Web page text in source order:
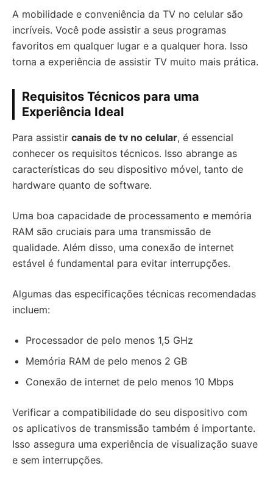
A mobilidade e conveniência da TV no celular são
incríveis. Você pode assistir a seus programas
favoritos em qualquer lugar e a qualquer hora. Isso
torna a experiência de assistir TV muito mais prática.
Requisitos Técnicos para uma
Experiência Ideal
Para assistir canais de tv no celular, é essencial
conhecer os requisitos técnicos. Isso abrange as
características do seu dispositivo móvel, tanto de
hardware quanto de software.
Uma boa capacidade de processamento e memória
RAM são cruciais para uma transmissão de
qualidade. Além disso, uma conexão de internet
estável é fundamental para evitar interrupções.
Algumas das especificações técnicas recomendadas
incluem:
Processador de pelo menos 1,5 GHz
Memória RAM de pelo menos 2 GB
Conexão de internet de pelo menos 10 Mbps
Verificar a compatibilidade do seu dispositivo com
os aplicativos de transmissão também é importante.
Isso assegura uma experiência de visualização suave
e sem interrupções.